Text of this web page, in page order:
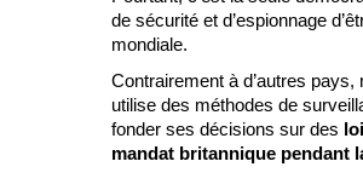
de sécurité et d’espionnage
mondiale.
Contrairement à d’autres
utilise des méthodes de
fonder ses décisions sur des
mandat britannique pendant